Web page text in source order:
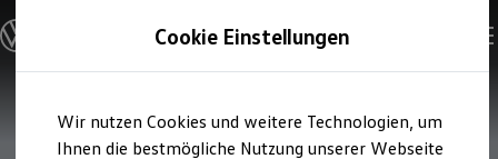
Hauptinhalt
springen
Footer
springen
Modelle und Konfigurator
Konfigurator
Modelle vergleichen
Elektroautos
ENERGY Sondermodelle
Cookie Einstellungen
Wir nutzen Cookies und weitere Technologien, um
Ihnen die bestmögliche Nutzung unserer Webseite